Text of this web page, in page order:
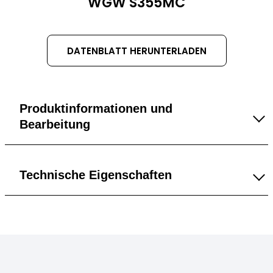
DATENBLATT HERUNTERLADEN
Produktinformationen und
Bearbeitung
5 mm
Technische Eigenschaften